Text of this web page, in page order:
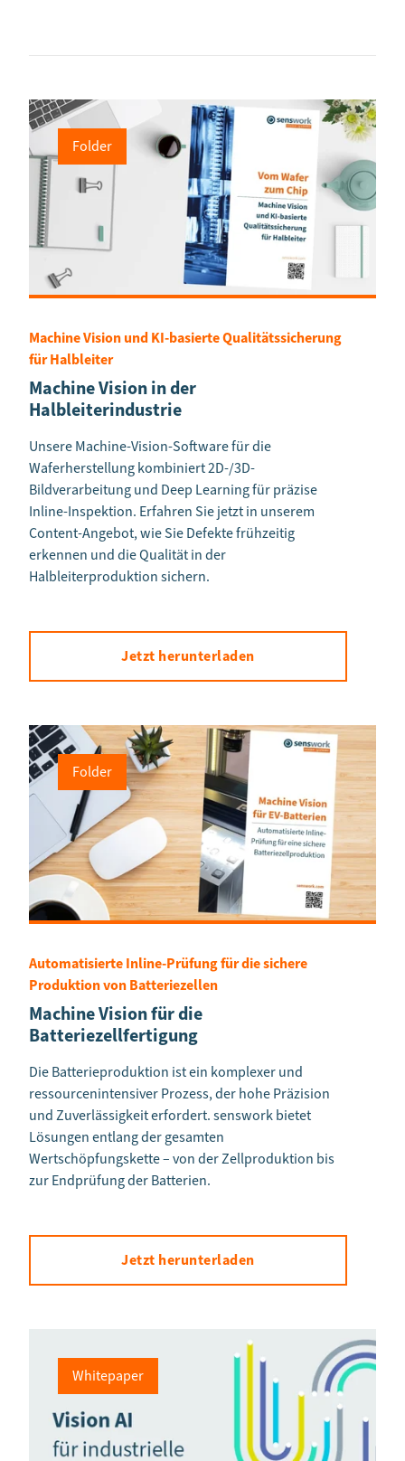
Folder
Machine Vision und KI-basierte Qualitätssicherung
für Halbleiter
Machine Vision in der
Halbleiterindustrie
Unsere Machine-Vision-Software für die
Waferherstellung kombiniert 2D-/3D-
Bildverarbeitung und Deep Learning für präzise
Inline-Inspektion. Erfahren Sie jetzt in unserem
Content-Angebot, wie Sie Defekte frühzeitig
erkennen und die Qualität in der
Halbleiterproduktion sichern.
Jetzt herunterladen
Folder
Automatisierte Inline-Prüfung für die sichere
Produktion von Batteriezellen
Machine Vision für die
Batteriezellfertigung
Die Batterieproduktion ist ein komplexer und
ressourcenintensiver Prozess, der hohe Präzision
und Zuverlässigkeit erfordert. senswork bietet
Lösungen entlang der gesamten
Wertschöpfungskette – von der Zellproduktion bis
zur Endprüfung der Batterien.
Jetzt herunterladen
Whitepaper